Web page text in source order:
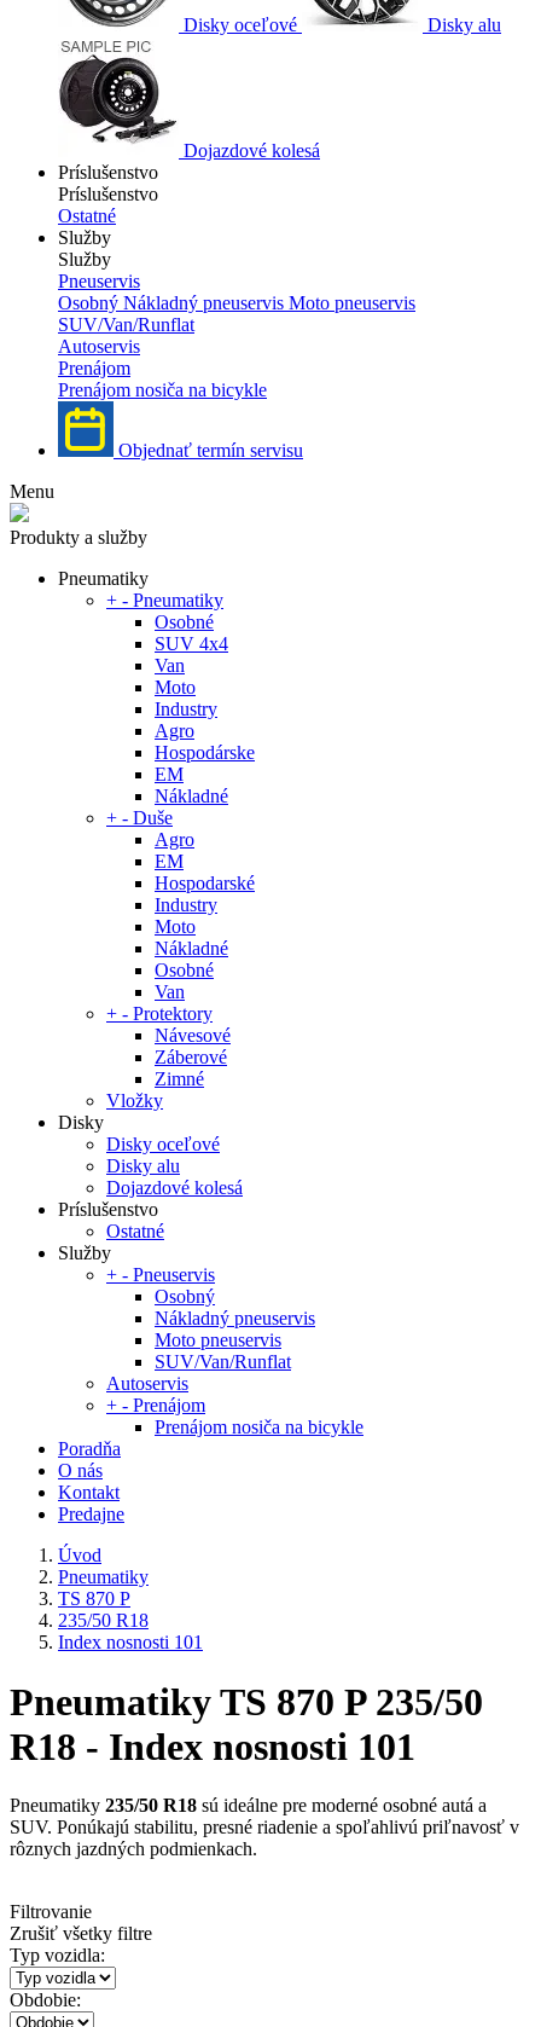
Disky oceľové Disky alu
Dojazdové kolesá
Príslušenstvo
Príslušenstvo
Ostatné
Služby
Služby
Pneuservis
Osobný Nákladný pneuservis Moto pneuservis
SUV/Van/Runflat
Autoservis
Prenájom
Prenájom nosiča na bicykle
Objednať termín servisu
Menu
Produkty a služby
Pneumatiky
+ - Pneumatiky
Osobné
SUV 4x4
Van
Moto
Industry
Agro
Hospodárske
EM
Nákladné
+ - Duše
Agro
EM
Hospodarské
Industry
Moto
Nákladné
Osobné
Van
+ - Protektory
Návesové
Záberové
Zimné
Vložky
Disky
Disky oceľové
Disky alu
Dojazdové kolesá
Príslušenstvo
Ostatné
Služby
+ - Pneuservis
Osobný
Nákladný pneuservis
Moto pneuservis
SUV/Van/Runflat
Autoservis
+ - Prenájom
Prenájom nosiča na bicykle
Poradňa
O nás
Kontakt
Predajne
Úvod
Pneumatiky
TS 870 P
235/50 R18
Index nosnosti 101
Pneumatiky TS 870 P 235/50
R18 - Index nosnosti 101
Pneumatiky 235/50 R18 sú ideálne pre moderné osobné autá a
SUV. Ponúkajú stabilitu, presné riadenie a spoľahlivú priľnavosť v
rôznych jazdných podmienkach.
Filtrovanie
Zrušiť všetky filtre
Typ vozidla:
Obdobie: